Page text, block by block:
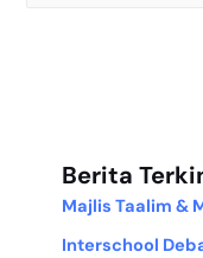
Berita
Majlis Taalim &
Interschool